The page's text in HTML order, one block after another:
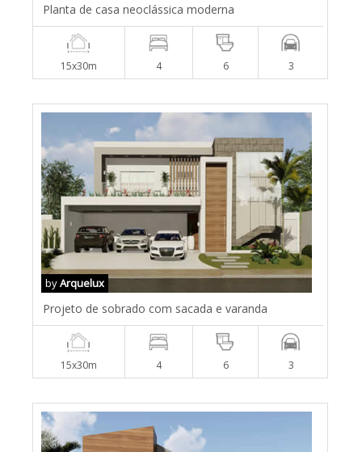
Planta de casa neoclássica moderna
15x30m 4 6 3
byArquelux
Projeto de sobrado com sacada e varanda
15x30m 4 6 3